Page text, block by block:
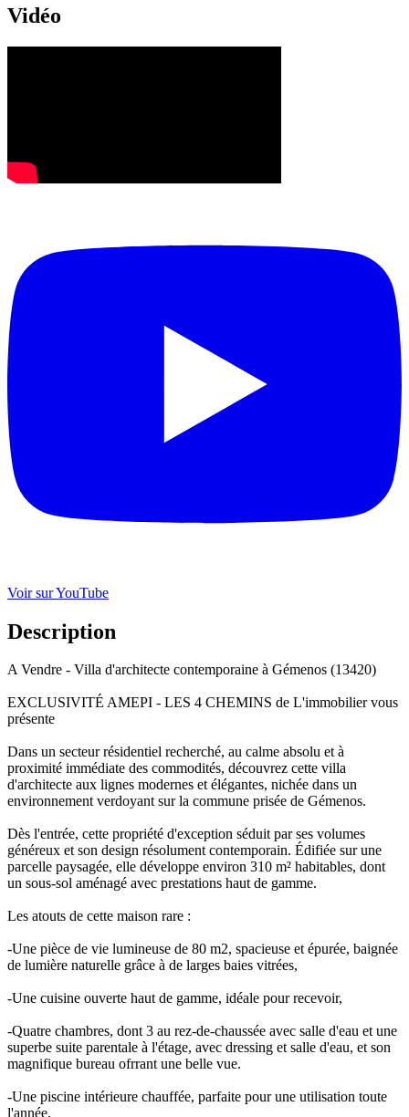
Vidéo
Voir sur YouTube
Description
A Vendre - Villa d'architecte contemporaine à Gémenos (13420)
EXCLUSIVITÉ AMEPI - LES 4 CHEMINS de L'immobilier vous
présente
Dans un secteur résidentiel recherché, au calme absolu et à
proximité immédiate des commodités, découvrez cette villa
d'architecte aux lignes modernes et élégantes, nichée dans un
environnement verdoyant sur la commune prisée de Gémenos.
Dès l'entrée, cette propriété d'exception séduit par ses volumes
généreux et son design résolument contemporain. Édifiée sur une
parcelle paysagée, elle développe environ 310 m² habitables, dont
un sous-sol aménagé avec prestations haut de gamme.
Les atouts de cette maison rare :
-Une pièce de vie lumineuse de 80 m2, spacieuse et épurée, baignée
de lumière naturelle grâce à de larges baies vitrées,
-Une cuisine ouverte haut de gamme, idéale pour recevoir,
-Quatre chambres, dont 3 au rez-de-chaussée avec salle d'eau et une
superbe suite parentale à l'étage, avec dressing et salle d'eau, et son
magnifique bureau ofrrant une belle vue.
-Une piscine intérieure chauffée, parfaite pour une utilisation toute
l'année,